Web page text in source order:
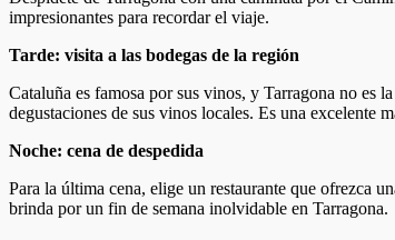
impresionantes para recordar el viaje.
Tarde: visita a las bodegas de la región
Cataluña es famosa por sus vinos, y Tarragona no es
degustaciones de sus vinos locales. Es una excelente
Noche: cena de despedida
Para la última cena, elige un restaurante que ofrezca
brinda por un fin de semana inolvidable en Tarragona.